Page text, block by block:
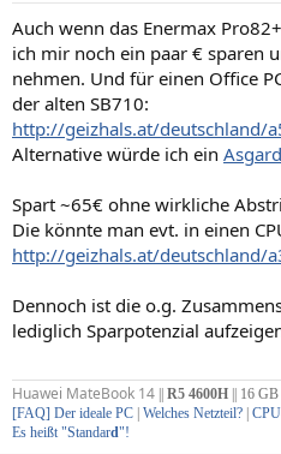
Auch wenn das Enermax
ich mir noch ein paar € sparen
nehmen. Und für einen Office
der alten SB710:
http://geizhals.at/deutschland/
Alternative würde ich ein Asgard
Spart ~65€ ohne wirkliche
Die könnte man evt. in einen
http://geizhals.at/deutschland/
Dennoch ist die o.g.
lediglich Sparpotenzial
Huawei MateBook 14 R5 4600H || 16
[FAQ] Der ideale PC Welches Netzteil?
Es heißt "Standard"!